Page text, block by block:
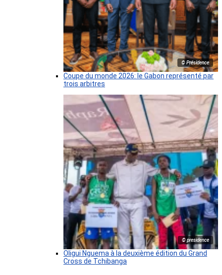
© Présidence
Coupe du monde 2026: le Gabon représenté par
trois arbitres
© presidence
Oligui Nguema à la deuxième édition du Grand
Cross de Tchibanga